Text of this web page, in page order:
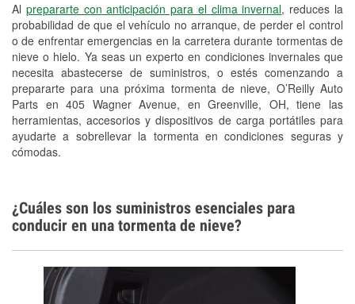
Al prepararte con anticipación para el clima invernal, reduces la
probabilidad de que el vehículo no arranque, de perder el control
o de enfrentar emergencias en la carretera durante tormentas de
nieve o hielo. Ya seas un experto en condiciones invernales que
necesita abastecerse de suministros, o estés comenzando a
prepararte para una próxima tormenta de nieve, O’Reilly Auto
Parts en 405 Wagner Avenue, en Greenville, OH, tiene las
herramientas, accesorios y dispositivos de carga portátiles para
ayudarte a sobrellevar la tormenta en condiciones seguras y
cómodas.
Snowstorm Supplies
Tornado Supplies
Conoce más
¿Cuáles son los suministros esenciales para
conducir en una tormenta de nieve?